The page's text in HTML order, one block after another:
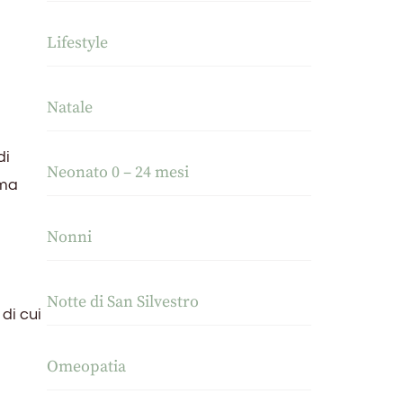
cui
Lifestyle
Natale
Neonato 0 – 24 mesi
Nonni
Notte di San Silvestro
Omeopatia